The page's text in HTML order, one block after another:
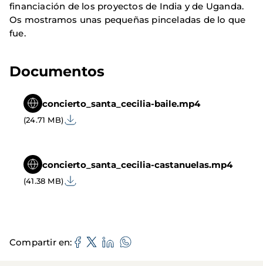
financiación de los proyectos de India y de Uganda.
Os mostramos unas pequeñas pinceladas de lo que
fue.
Documentos
concierto_santa_cecilia-baile.mp4
(24.71 MB)
concierto_santa_cecilia-castanuelas.mp4
(41.38 MB)
Compartir en